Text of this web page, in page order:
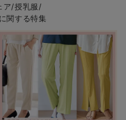
ア/授乳服/
関する特集